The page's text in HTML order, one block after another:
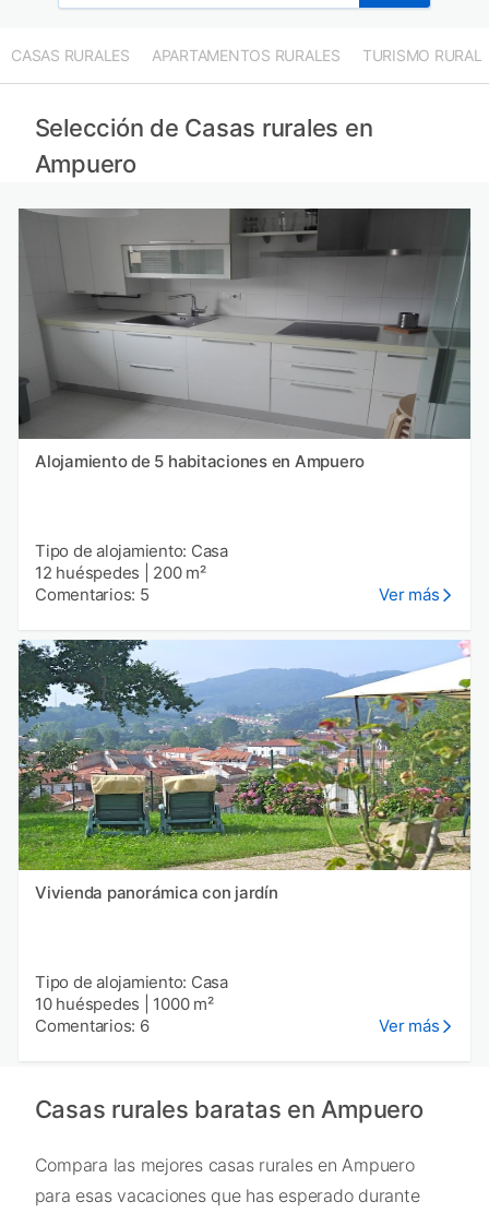
CASAS RURALES APARTAMENTOS RURALES TURISMO RURAL
Selección de Casas rurales en
Ampuero
Alojamiento de 5 habitaciones en Ampuero
Tipo de alojamiento: Casa
12 huéspedes
200 m²
Comentarios: 5
Ver más
Vivienda panorámica con jardín
Tipo de alojamiento: Casa
10 huéspedes
1000 m²
Comentarios: 6
Ver más
Casas rurales baratas en Ampuero
Compara las mejores casas rurales en Ampuero
para esas vacaciones que has esperado durante